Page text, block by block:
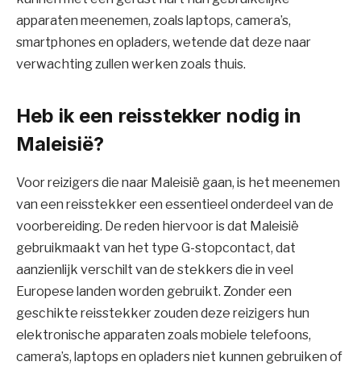
apparaten meenemen, zoals laptops, camera’s,
smartphones en opladers, wetende dat deze naar
verwachting zullen werken zoals thuis.
Heb ik een reisstekker nodig in
Maleisië?
Voor reizigers die naar Maleisië gaan, is het meenemen
van een reisstekker een essentieel onderdeel van de
voorbereiding. De reden hiervoor is dat Maleisië
gebruikmaakt van het type G-stopcontact, dat
aanzienlijk verschilt van de stekkers die in veel
Europese landen worden gebruikt. Zonder een
geschikte reisstekker zouden deze reizigers hun
elektronische apparaten zoals mobiele telefoons,
camera’s, laptops en opladers niet kunnen gebruiken of